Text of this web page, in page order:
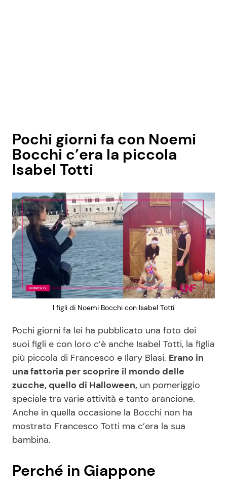
Pochi giorni fa con Noemi
Bocchi c’era la piccola
Isabel Totti
I figli di Noemi Bocchi con Isabel Totti
Pochi giorni fa lei ha pubblicato una foto dei
suoi figli e con loro c’è anche Isabel Totti, la figlia
più piccola di Francesco e Ilary Blasi. Erano in
una fattoria per scoprire il mondo delle
zucche, quello di Halloween, un pomeriggio
speciale tra varie attività e tanto arancione.
Anche in quella occasione la Bocchi non ha
mostrato Francesco Totti ma c’era la sua
bambina.
Perché in Giappone